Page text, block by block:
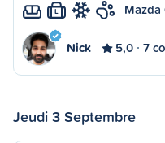
L Mazda
Nick 5,0 7
Jeudi 3 Septembre